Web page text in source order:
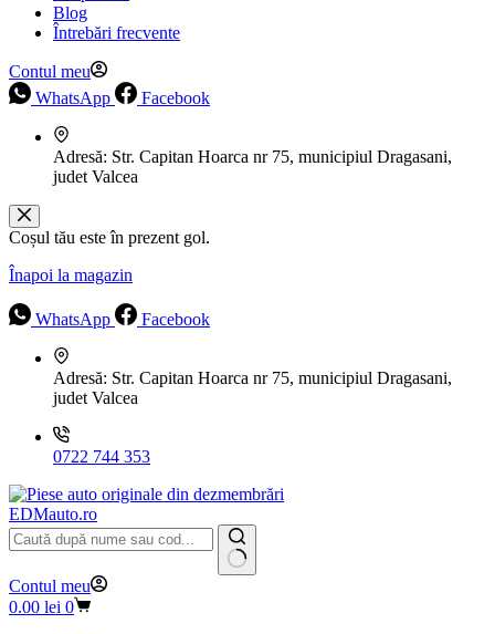
Blog
Întrebări frecvente
Contul meu
WhatsApp
Facebook
Adresă: Str. Capitan Hoarca nr 75, municipiul Dragasani,
judet Valcea
Coșul tău este în prezent gol.
Înapoi la magazin
WhatsApp Facebook
Adresă: Str. Capitan Hoarca nr 75, municipiul Dragasani,
judet Valcea
0722 744 353
EDMauto.ro
Niciun
rezultat
Contul meu
Coș
0.00 lei 0